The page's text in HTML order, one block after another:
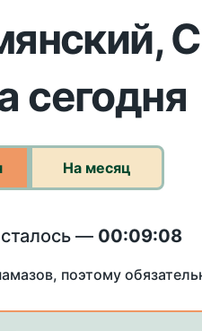
сегодня
На месяц
— 00:09:08
поэтому